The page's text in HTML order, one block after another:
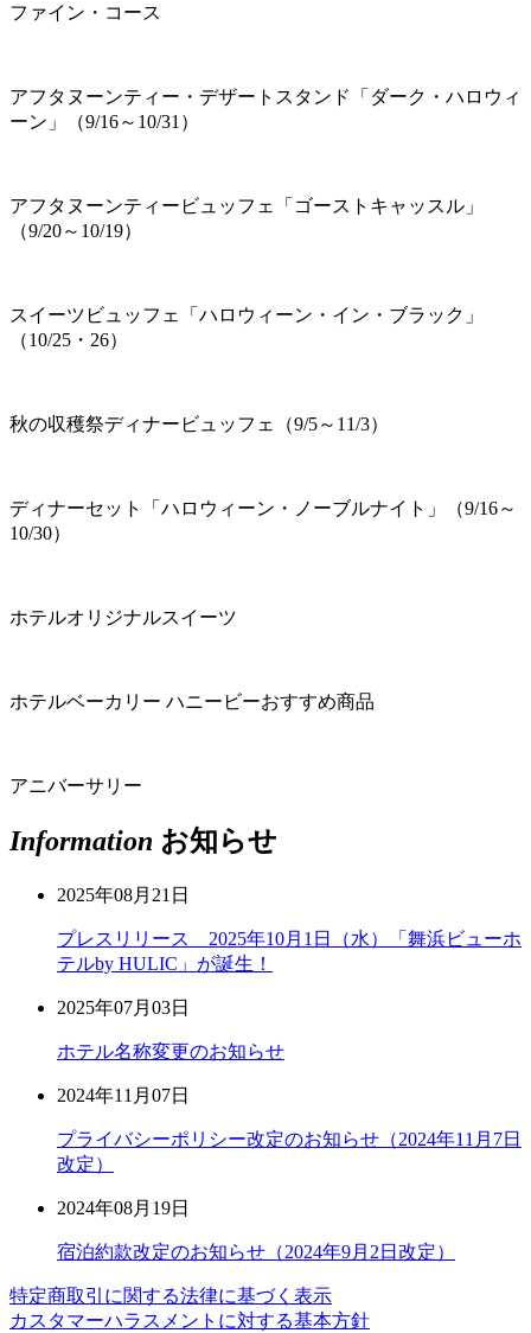
ファイン・コース
アフタヌーンティー・デザートスタンド「ダーク・ハロウィ
ーン」（9/16～10/31）
アフタヌーンティービュッフェ「ゴーストキャッスル」
（9/20～10/19）
スイーツビュッフェ「ハロウィーン・イン・ブラック」
（10/25・26）
秋の収穫祭ディナービュッフェ（9/5～11/3）
ディナーセット「ハロウィーン・ノーブルナイト」（9/16～
10/30）
ホテルオリジナルスイーツ
ホテルベーカリー ハニービーおすすめ商品
アニバーサリー
Information お知らせ
2025年08月21日
プレスリリース 2025年10月1日（水）「舞浜ビューホ
テルby HULIC」が誕生！
2025年07月03日
ホテル名称変更のお知らせ
2024年11月07日
プライバシーポリシー改定のお知らせ（2024年11月7日
改定）
2024年08月19日
宿泊約款改定のお知らせ（2024年9月2日改定）
特定商取引に関する法律に基づく表示
カスタマーハラスメントに対する基本方針